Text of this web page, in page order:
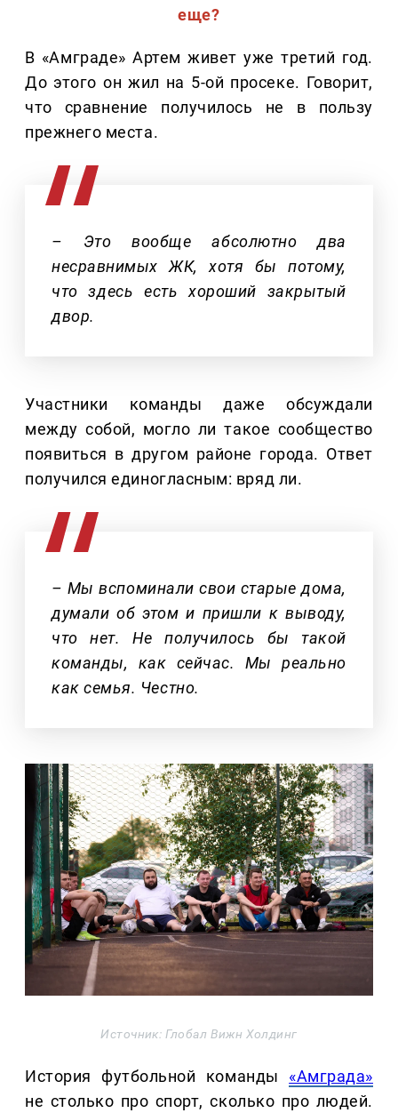
еще?
В «Амграде» Артем живет уже третий год.
До этого он жил на 5-ой просеке. Говорит,
что сравнение получилось не в пользу
прежнего места.
– Это вообще абсолютно два
несравнимых ЖК, хотя бы потому,
что здесь есть хороший закрытый
двор.
Участники команды даже обсуждали
между собой, могло ли такое сообщество
появиться в другом районе города. Ответ
получился единогласным: вряд ли.
– Мы вспоминали свои старые дома,
думали об этом и пришли к выводу,
что нет. Не получилось бы такой
команды, как сейчас. Мы реально
как семья. Честно.
Источник: Глобал Вижн Холдинг
История футбольной команды «Амграда»
не столько про спорт, сколько про людей.